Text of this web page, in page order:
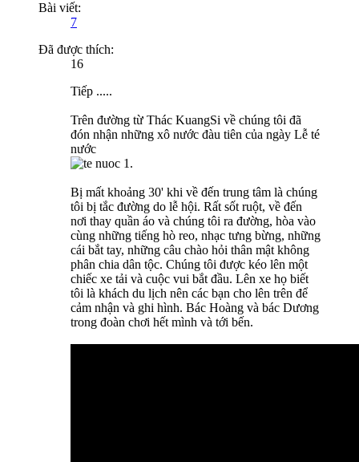
Bài viết:
7
Đã được thích:
16
Tiếp .....
Trên đường từ Thác KuangSi về chúng tôi đã
đón nhận những xô nước đàu tiên của ngày Lễ té
nước
Bị mất khoảng 30' khi về đến trung tâm là chúng
tôi bị tắc đường do lễ hội. Rất sốt ruột, về đến
nơi thay quần áo và chúng tôi ra đường, hòa vào
cùng những tiếng hò reo, nhạc tưng bừng, những
cái bắt tay, những câu chào hỏi thân mật không
phân chia dân tộc. Chúng tôi được kéo lên một
chiếc xe tải và cuộc vui bắt đầu. Lên xe họ biết
tôi là khách du lịch nên các bạn cho lên trên để
cảm nhận và ghi hình. Bác Hoàng và bác Dương
trong đoàn chơi hết mình và tới bến.